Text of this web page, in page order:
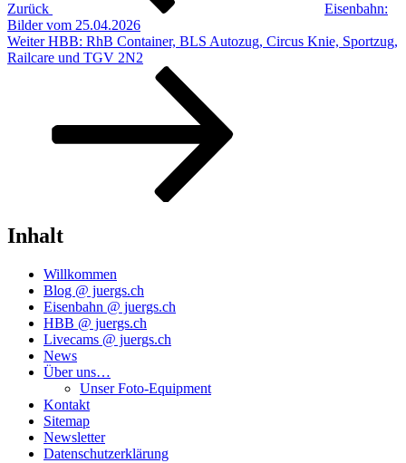
Zurück
Eisenbahn:
Bilder vom 25.04.2026
Nächster
Beitrag
Weiter HBB: RhB Container, BLS Autozug, Circus Knie, Sportzug,
Railcare und TGV 2N2
Inhalt
Willkommen
Blog @ juergs.ch
Eisenbahn @ juergs.ch
HBB @ juergs.ch
Livecams @ juergs.ch
News
Über uns…
Unser Foto-Equipment
Kontakt
Sitemap
Newsletter
Datenschutzerklärung